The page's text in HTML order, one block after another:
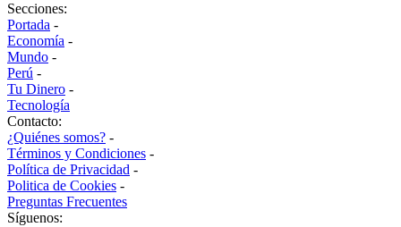
Secciones:
Portada -
Economía -
Mundo -
Perú -
Tu Dinero -
Tecnología
Contacto:
¿Quiénes somos? -
Términos y Condiciones -
Política de Privacidad -
Politica de Cookies -
Preguntas Frecuentes
Síguenos: